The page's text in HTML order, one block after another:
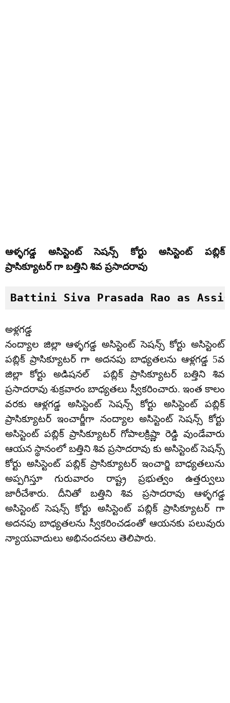
ఆళ్ళగడ్డ అసిస్టెంట్ సెషన్స్ కోర్టు అసిస్టెంట్ పబ్లిక్
ప్రాసిక్యూటర్ గా బత్తిని శివ ప్రసాదరావు
Battini Siva Prasada Rao as
అళ్లగడ్డ
నంద్యాల జిల్లా ఆళ్ళగడ్డ అసిస్టెంట్ సెషన్స్ కోర్టు అసిస్టెంట్
పబ్లిక్ ప్రాసిక్యూటర్ గా అదనపు బాధ్యతలను ఆళ్లగడ్డ 5వ
జిల్లా కోర్టు అడిషనల్ పబ్లిక్ ప్రాసిక్యూటర్ బత్తిని శివ
ప్రసాదరావు శుక్రవారం బాధ్యతలు స్వీకరించారు. ఇంత కాలం
వరకు ఆళ్లగడ్డ అసిస్టెంట్ సెషన్స్ కోర్టు అసిస్టెంట్ పబ్లిక్
ప్రాసిక్యూటర్ ఇంచార్జీగా నంద్యాల అసిస్టెంట్ సెషన్స్ కోర్టు
అసిస్టెంట్ పబ్లిక్ ప్రాసిక్యూటర్ గోపాలక్రిష్ణా రెడ్డి వుండేవారు
ఆయన స్థానంలో బత్తిని శివ ప్రసాదరావు కు అసిస్టెంట్ సెషన్స్
కోర్టు అసిస్టెంట్ పబ్లిక్ ప్రాసిక్యూటర్ ఇంచార్జి బాధ్యతలును
అప్పగిస్తూ గురువారం రాష్ట్ర ప్రభుత్వం ఉత్తర్వులు
జారీచేశారు. దీనితో బత్తిని శివ ప్రసాదరావు ఆళ్ళగడ్డ
అసిస్టెంట్ సెషన్స్ కోర్టు అసిస్టెంట్ పబ్లిక్ ప్రాసిక్యూటర్ గా
అదనపు బాధ్యతలను స్వీకరించడంతో ఆయనకు పలువురు
న్యాయవాదులు అభినందనలు తెలిపారు.